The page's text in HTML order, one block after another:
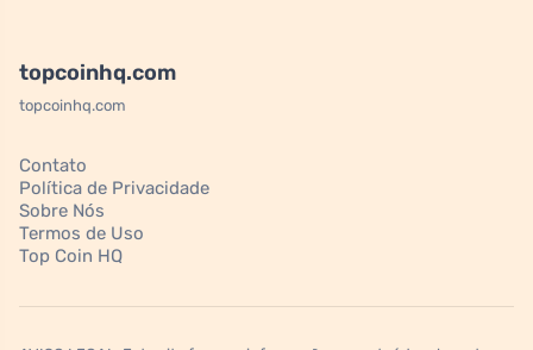
topcoinhq.com
topcoinhq.com
Contato
Política de Privacidade
Sobre Nós
Termos de Uso
Top Coin HQ